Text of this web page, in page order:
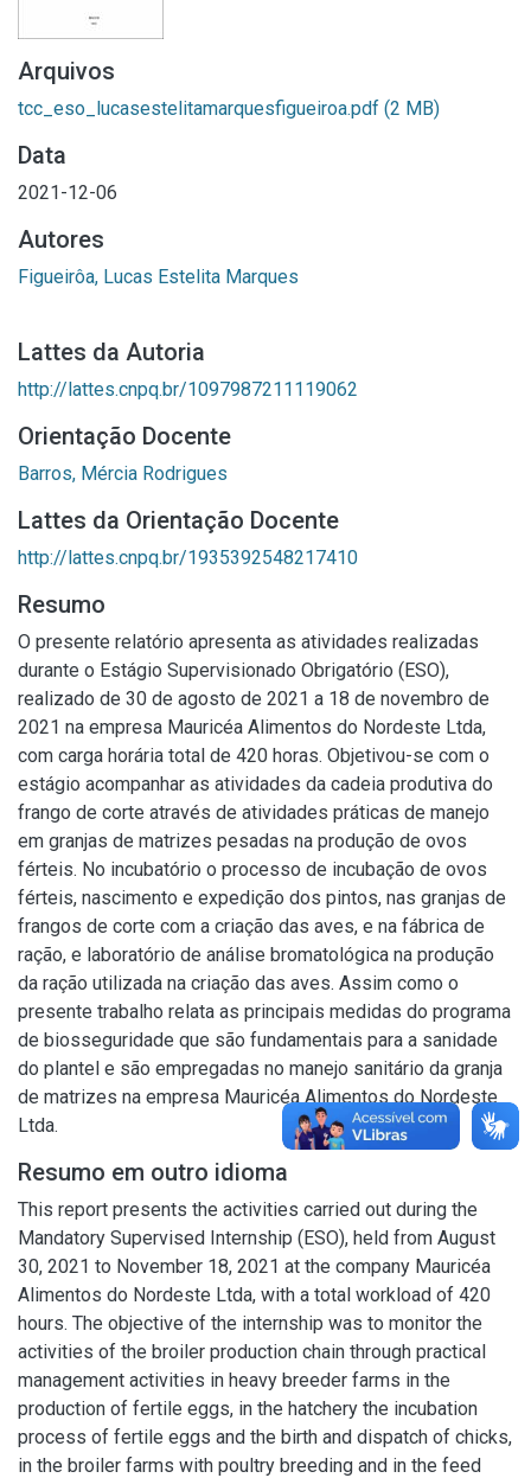
Arquivos
tcc_eso_lucasestelitamarquesfigueiroa.pdf (2 MB)
Data
2021-12-06
Autores
Figueirôa, Lucas Estelita Marques
Lattes da Autoria
http://lattes.cnpq.br/1097987211119062
Orientação Docente
Barros, Mércia Rodrigues
Lattes da Orientação Docente
http://lattes.cnpq.br/1935392548217410
Resumo
O presente relatório apresenta as atividades realizadas
durante o Estágio Supervisionado Obrigatório (ESO),
realizado de 30 de agosto de 2021 a 18 de novembro de
2021 na empresa Mauricéa Alimentos do Nordeste Ltda,
com carga horária total de 420 horas. Objetivou-se com o
estágio acompanhar as atividades da cadeia produtiva do
frango de corte através de atividades práticas de manejo
em granjas de matrizes pesadas na produção de ovos
férteis. No incubatório o processo de incubação de ovos
férteis, nascimento e expedição dos pintos, nas granjas de
frangos de corte com a criação das aves, e na fábrica de
ração, e laboratório de análise bromatológica na produção
da ração utilizada na criação das aves. Assim como o
presente trabalho relata as principais medidas do programa
de biosseguridade que são fundamentais para a sanidade
do plantel e são empregadas no manejo sanitário da granja
de matrizes na empresa Mauricéa Alimentos do Nordeste
Ltda.
Resumo em outro idioma
This report presents the activities carried out during the
Mandatory Supervised Internship (ESO), held from August
30, 2021 to November 18, 2021 at the company Mauricéa
Alimentos do Nordeste Ltda, with a total workload of 420
hours. The objective of the internship was to monitor the
activities of the broiler production chain through practical
management activities in heavy breeder farms in the
production of fertile eggs, in the hatchery the incubation
process of fertile eggs and the birth and dispatch of chicks,
in the broiler farms with poultry breeding and in the feed